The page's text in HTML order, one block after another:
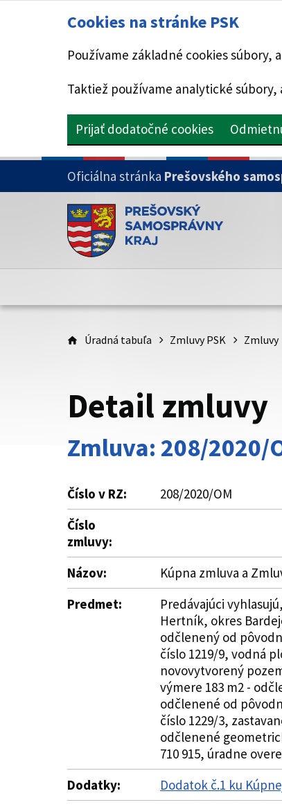
Cookies na stránke PSK
Používame základné cookies
Taktiež používame analytické
Prijať dodatočné cookies
PRESKOČIŤ NA HLAVNÝ OBSAH
Oficiálna stránka Prešovského
Doména psk.sk je oficiálna
Toto je oficiálna webová stránka
Úradná tabuľa Zmluvy PSK Zmluvy
Detail zmluvy
Zmluva: 208/2020/
Číslo v RZ:
208/2020/OM
Číslo
zmluvy:
Názov:
Kúpna zmluva a
Predmet:
Predávajúci
Hertník, okres
odčlenený od
číslo 1219/9, vodná
novovytvorený
výmere 183 m2 -
odčlenené od
číslo 1229/3,
odčlenené
710 915, úradne
Dodatky:
Dodatok č.1 ku